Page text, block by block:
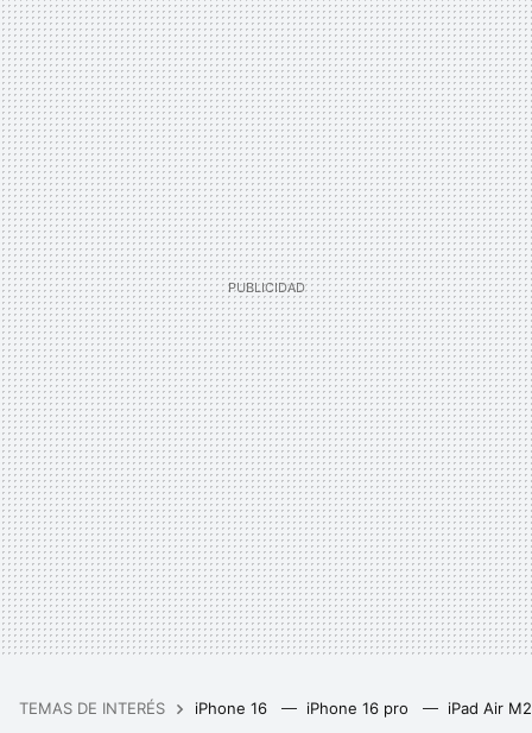
TEMAS DE INTERÉS iPhone 16 iPhone 16 pro iPad Air